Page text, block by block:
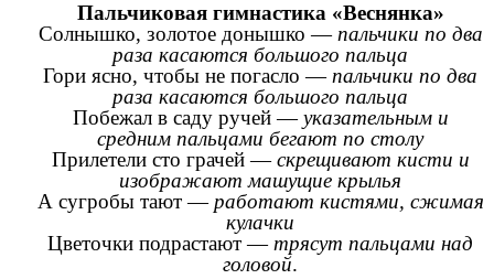
Пальчиковая гимнастика «Веснянка»
Солнышко, золотое донышко —пальчики по два
раза касаются большого пальца
Гори ясно, чтобы не погасло —пальчики по два
раза касаются большого пальца
Побежал в саду ручей —указательным и
средним пальцами бегают по столу
Прилетели сто грачей —скрещивают кисти и
изображают машущие крылья
А сугробы тают —работают кистями, сжимая
кулачки
Цветочки подрастают —трясут пальцами над
головой.